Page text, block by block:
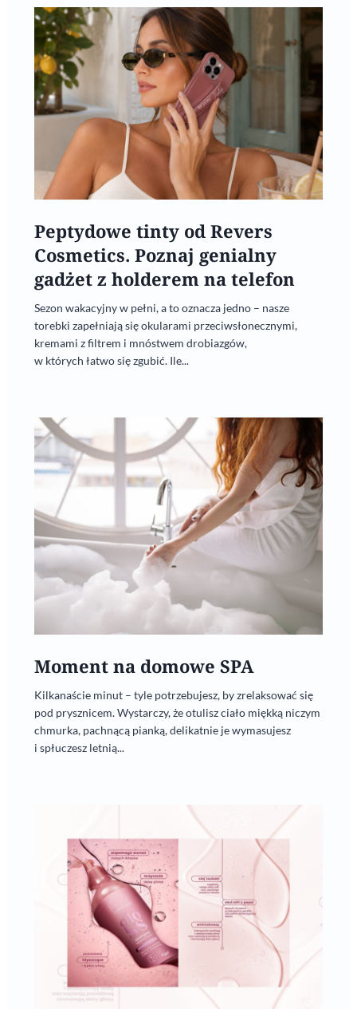
Peptydowe tinty od Revers
Cosmetics. Poznaj genialny
gadżet z holderem na telefon
Sezon wakacyjny w pełni, a to oznacza jedno – nasze
torebki zapełniają się okularami przeciwsłonecznymi,
kremami z filtrem i mnóstwem drobiazgów,
w których łatwo się zgubić. Ile...
Moment na domowe SPA
Kilkanaście minut – tyle potrzebujesz, by zrelaksować się
pod prysznicem. Wystarczy, że otulisz ciało miękką niczym
chmurka, pachnącą pianką, delikatnie je wymasujesz
i spłuczesz letnią...